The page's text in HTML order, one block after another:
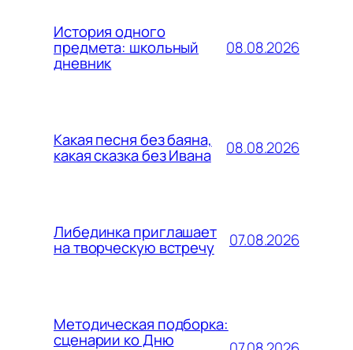
История одного
предмета: школьный
дневник
08.08.2026
Какая песня без баяна,
какая сказка без Ивана 08.08.2026
Либединка приглашает
на творческую встречу 07.08.2026
Методическая подборка:
сценарии ко Дню